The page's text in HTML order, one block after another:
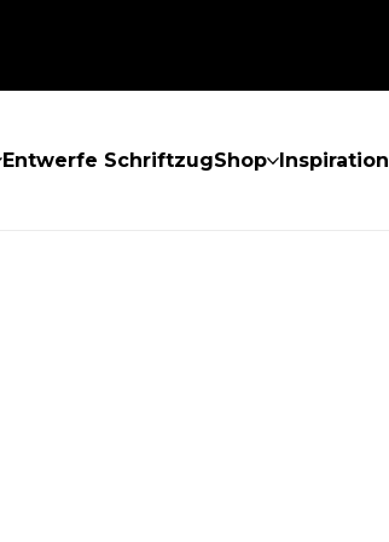
Entwerfe SchriftzugShop Inspiration